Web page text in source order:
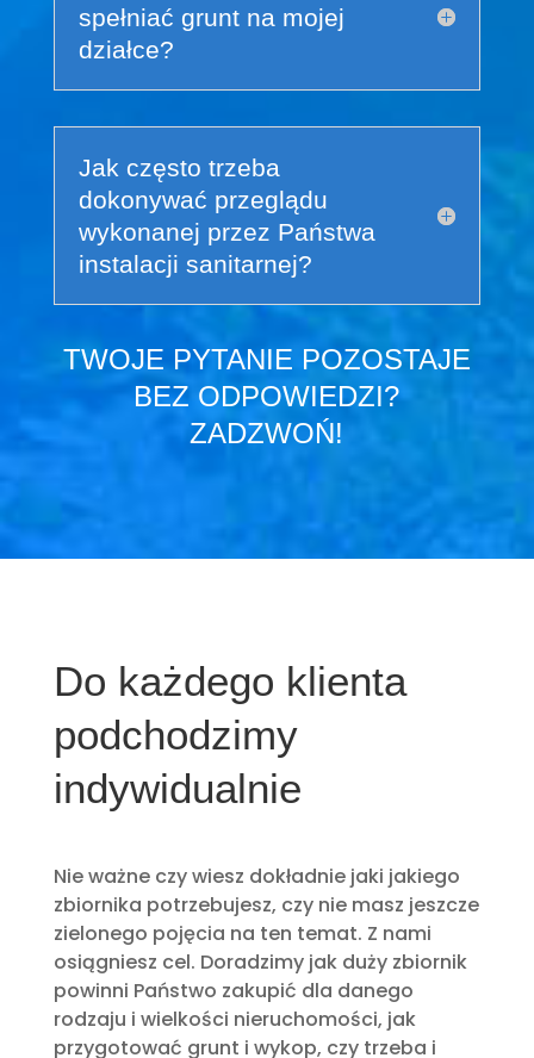
spełniać grunt na mojej
działce?
Jak często trzeba
dokonywać przeglądu
wykonanej przez Państwa
instalacji sanitarnej?
TWOJE PYTANIE POZOSTAJE
BEZ ODPOWIEDZI?
ZADZWOŃ!
Do każdego klienta
podchodzimy
indywidualnie
Nie ważne czy wiesz dokładnie jaki jakiego
zbiornika potrzebujesz, czy nie masz jeszcze
zielonego pojęcia na ten temat. Z nami
osiągniesz cel. Doradzimy jak duży zbiornik
powinni Państwo zakupić dla danego
rodzaju i wielkości nieruchomości, jak
przygotować grunt i wykop, czy trzeba i